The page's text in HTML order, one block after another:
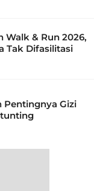
Walk & Run 2026,
Tak Difasilitasi
Pentingnya Gizi